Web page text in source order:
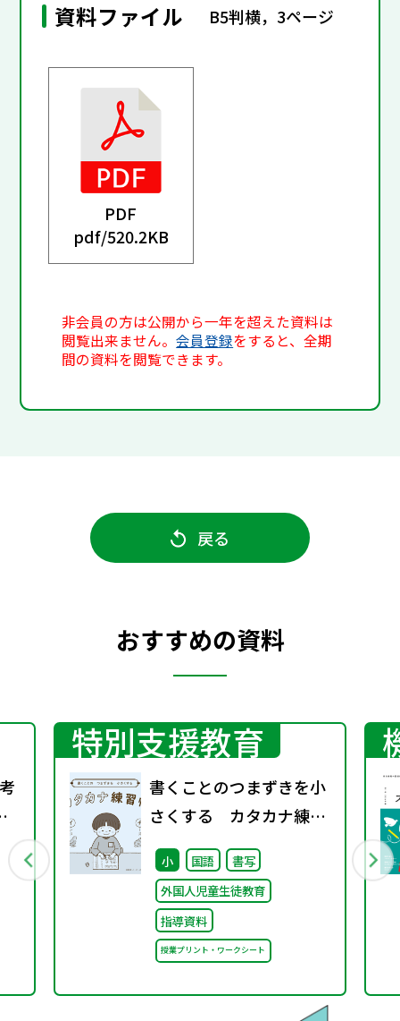
資料ファイル B5判横，3ページ
PDF
pdf/520.2KB
非会員の方は公開から一年を超えた資料は
閲覧出来ません。会員登録をすると、全期
間の資料を閲覧できます。
戻る
おすすめの資料
特別支援教育
書くことのつまずきを小
さくする カタカナ練習
帳
小 国語
書写
外国人児童生徒教育
指導資料
授業プリント・ワークシート